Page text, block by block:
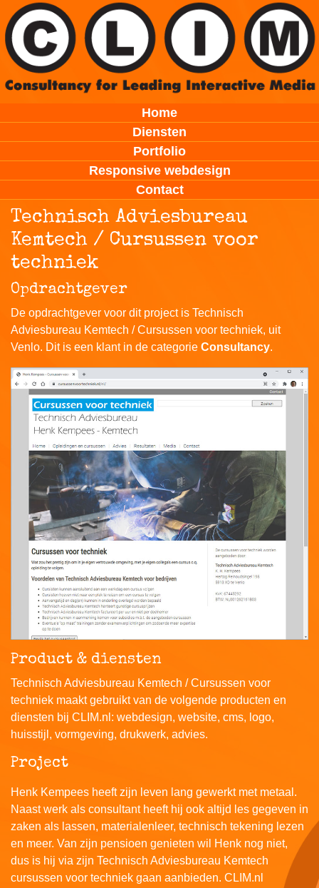
Home
Diensten
Portfolio
Responsive webdesign
Contact
Technisch Adviesbureau
Kemtech / Cursussen voor
techniek
Opdrachtgever
De opdrachtgever voor dit project is Technisch
Adviesbureau Kemtech / Cursussen voor techniek, uit
Venlo. Dit is een klant in de categorie Consultancy.
Product & diensten
Technisch Adviesbureau Kemtech / Cursussen voor
techniek maakt gebruikt van de volgende producten en
diensten bij CLIM.nl: webdesign, website, cms, logo,
huisstijl, vormgeving, drukwerk, advies.
Project
Henk Kempees heeft zijn leven lang gewerkt met metaal.
Naast werk als consultant heeft hij ook altijd les gegeven in
zaken als lassen, materialenleer, technisch tekening lezen
en meer. Van zijn pensioen genieten wil Henk nog niet,
dus is hij via zijn Technisch Adviesbureau Kemtech
cursussen voor techniek gaan aanbieden. CLIM.nl